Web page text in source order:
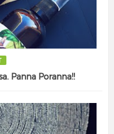
Panna Poranna!!